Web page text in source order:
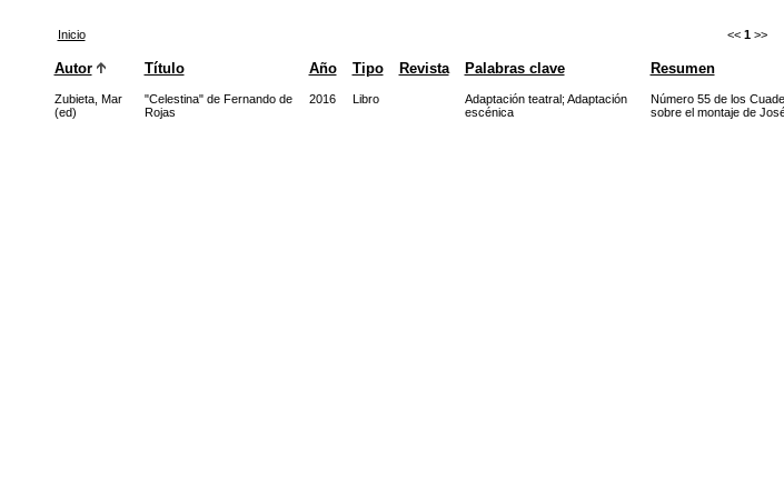
Inicio << 1 >>
Autor Título Año Tipo Revista Palabras clave Resumen
Zubieta, Mar
(ed)
"Celestina" de Fernando de
Rojas
2016 Libro Adaptación teatral; Adaptación
escénica
Número 55 de los
sobre el montaje de